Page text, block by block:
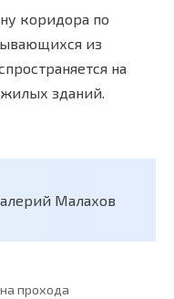
коридора по
из
на
зданий.
Малахов
прохода